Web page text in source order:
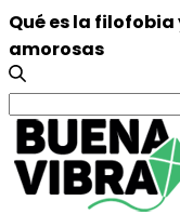
Qué es la
amorosas
Search
for: